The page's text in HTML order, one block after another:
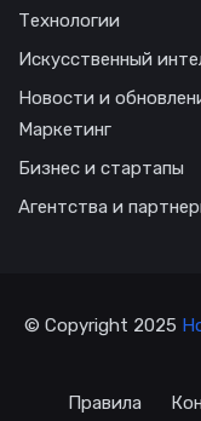
Технологии
Искусственный
Новости и
Маркетинг
Бизнес и стартапы
Агентства и
© Copyright 2025
Правила